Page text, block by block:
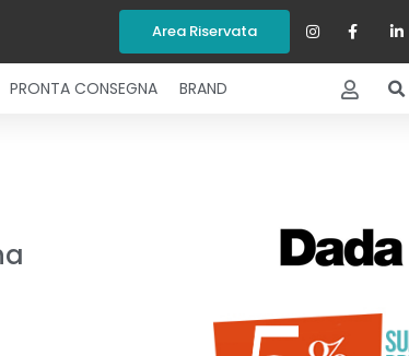
Area Riservata
PRONTA CONSEGNA BRAND